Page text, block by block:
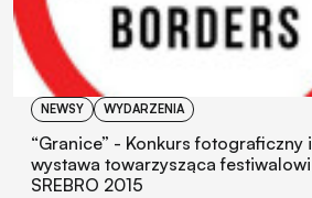
NEWSY WYDARZENIA
“Granice” - Konkurs fotograficzny i
wystawa towarzysząca festiwalowi
SREBRO 2015